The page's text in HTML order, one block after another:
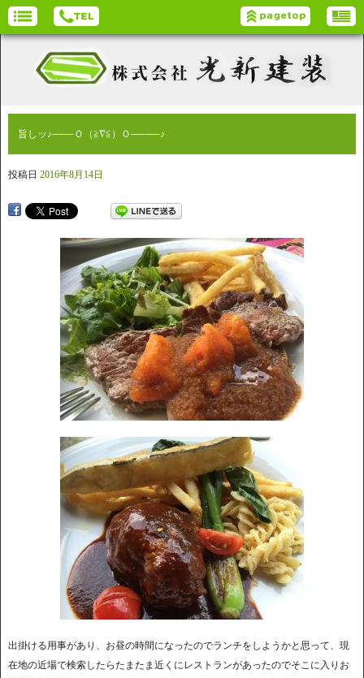
旨しッ♪───Ｏ（≧∇≦）Ｏ────♪
投稿日 2016年8月14日
出掛ける用事があり、お昼の時間になったのでランチをしようかと思って、現
在地の近場で検索したらたまたま近くにレストランがあったのでそこに入りお